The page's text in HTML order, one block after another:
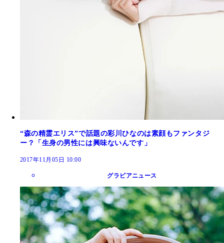
“森の精霊エリス”で話題の彩川ひなのは素顔もファンタジ
ー？「生身の男性には興味ないんです」
2017年11月05日 10:00
グラビアニュース